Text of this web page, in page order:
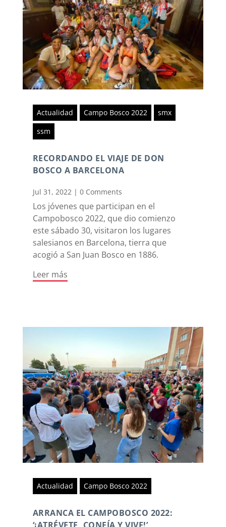
Actualidad Campo Bosco 2022
smx
ssm
RECORDANDO EL VIAJE DE DON
BOSCO A BARCELONA
Jul 31, 2022| 0 Comments
Los jóvenes que participan en el
Campobosco 2022, que dio comienzo
este sábado 30, visitaron los lugares
salesianos en Barcelona, tierra que
acogió a San Juan Bosco en 1886.
Leer más
Actualidad Campo Bosco 2022
ARRANCA EL CAMPOBOSCO 2022: